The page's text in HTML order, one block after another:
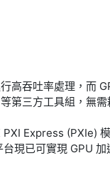
高吞吐率處理，而
第三方工具組，無
PXI Express (PXIe)
現已可實現 GPU